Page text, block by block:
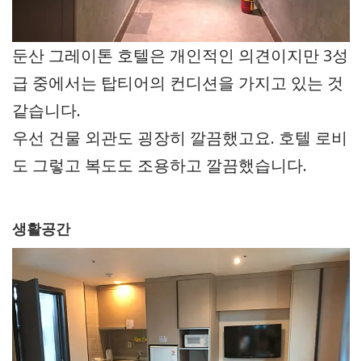
둔산 그레이톤 호텔은 개인적인 의견이지만 3성
급 중에서는 탑티어의 컨디션을 가지고 있는 것
같습니다.
우선 건물 외관도 굉장히 깔끔했고요. 호텔 로비
도 그렇고 복도도 조용하고 깔끔했습니다.
생활공간